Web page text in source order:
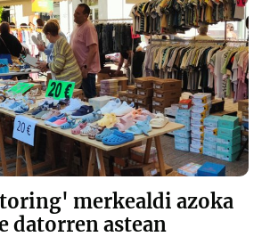
merkealdi azoka
datorren astean